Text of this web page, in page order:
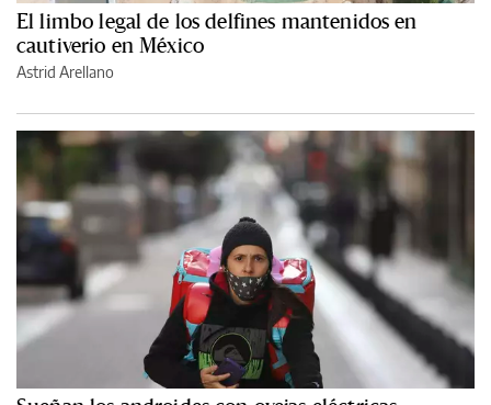
El limbo legal de los delfines mantenidos en
cautiverio en México
Astrid Arellano